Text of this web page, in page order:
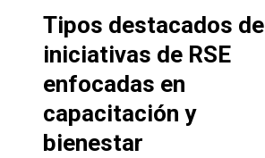
Tipos destacados de
iniciativas de RSE
enfocadas en
capacitación y
bienestar